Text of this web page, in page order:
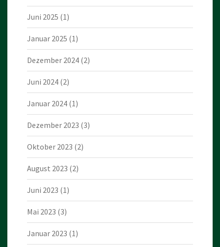
Juni 2025 (1)
Januar 2025 (1)
Dezember 2024 (2)
Juni 2024 (2)
Januar 2024 (1)
Dezember 2023 (3)
Oktober 2023 (2)
August 2023 (2)
Juni 2023 (1)
Mai 2023 (3)
Januar 2023 (1)